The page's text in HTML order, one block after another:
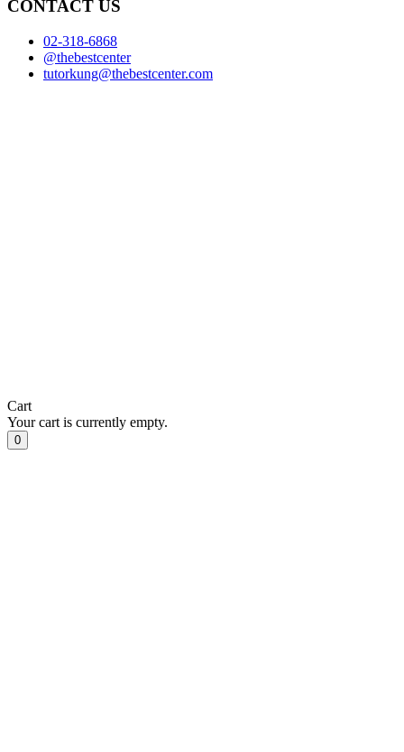
CONTACT US
02-318-6868
@thebestcenter
tutorkung@thebestcenter.com
Cart
Your cart is currently empty.
0